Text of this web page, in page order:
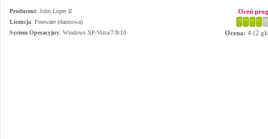
Producent: John Loper II
Licencja: Freeware (darmowa)
System Operacyjny: Windows XP/Vista/7/8/10
Oceń
Ocena: 4 (2